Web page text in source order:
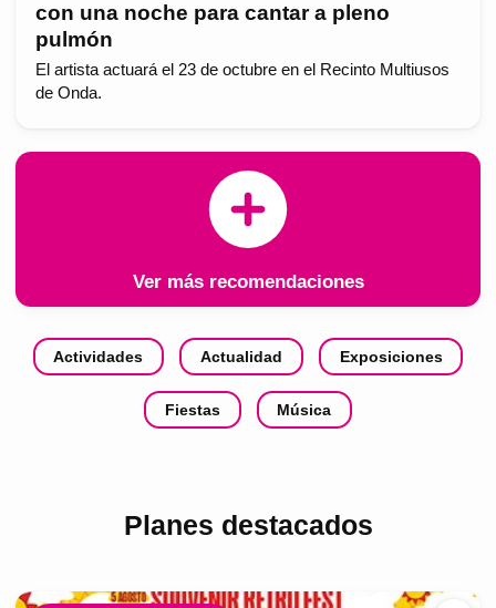
con una noche para cantar a pleno
pulmón
El artista actuará el 23 de octubre en el Recinto Multiusos
de Onda.
Ver más recomendaciones
Actividades Actualidad Exposiciones
Fiestas Música
Planes destacados